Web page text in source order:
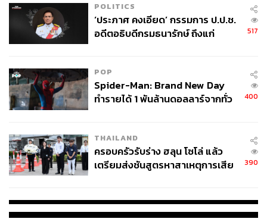
ชมท้องพระโรงห้องกระจกแวร์ซายส์ ต้อนรับคณะทูตสยาม
ค.ศ. 1687 ภาพเขียน และเหรียญเงินที่ระลึก แสดงเหตุการณ์
การถวายพระราชสาส์นและเครื่องมงคลราชบรรณาการโดย
คณะราชทูตโกษาปาน หนังสือจดหมายเหตุลาลูแบร์ ภาพ
คณะทูตสยาม ได้แก่ ออกพระวิสุทธสุนทร ราชทูต ออกหลวง
กัลยาราชไมตรี อุปทูต ออกขุนศรีวิสารวาจา ตรีทูต และบาท
POLITICS
‘ประภาศ คงเอียด’ กรรมการ ป.ป.ช.
อดีตอธิบดีกรมธนารักษ์ ถึงแก่
517
POP
Spider-Man: Brand New Day
ทำรายได้ 1 พันล้านดอลลาร์จากทั่ว
400
THAILAND
ครอบครัวรับร่าง ฮลุน โซโล่ แล้ว
เตรียมส่งชันสูตรหาสาเหตุการเสีย
390